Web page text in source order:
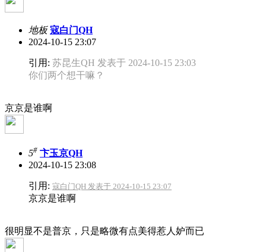
地板 寇白门QH
2024-10-15 23:07
引用: 苏昆生QH 发表于 2024-10-15 23:03
你们两个想干嘛？
京京是谁啊
5# 卞玉京QH
2024-10-15 23:08
引用: 寇白门QH 发表于 2024-10-15 23:07
京京是谁啊
很明显不是普京，只是略微有点美得惹人妒而已